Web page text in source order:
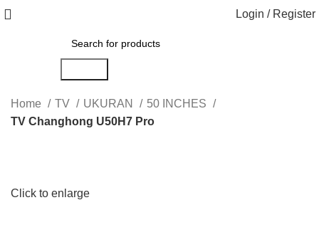
Login / Register
Home TV UKURAN
50 INCHES
TV Changhong U50H7 Pro
Click to enlarge